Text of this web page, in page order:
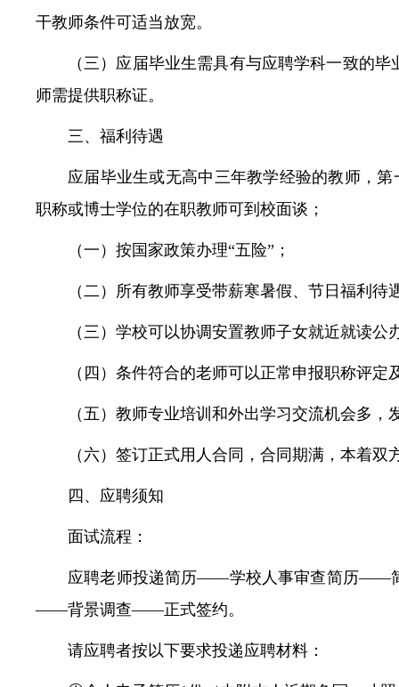
干教师条件可适当放宽。
（三）应届毕业生需具有与应聘学科一致的
师需提供职称证。
三、福利待遇
应届毕业生或无高中三年教学经验的教师，
职称或博士学位的在职教师可到校面谈；
（一）按国家政策办理“五险”；
（二）所有教师享受带薪寒暑假、节日福利
（三）学校可以协调安置教师子女就近就读公
（四）条件符合的老师可以正常申报职称评定
（五）教师专业培训和外出学习交流机会多，
（六）签订正式用人合同，合同期满，本着
四、应聘须知
面试流程：
应聘老师投递简历——学校人事审查简历
——背景调查——正式签约。
请应聘者按以下要求投递应聘材料：